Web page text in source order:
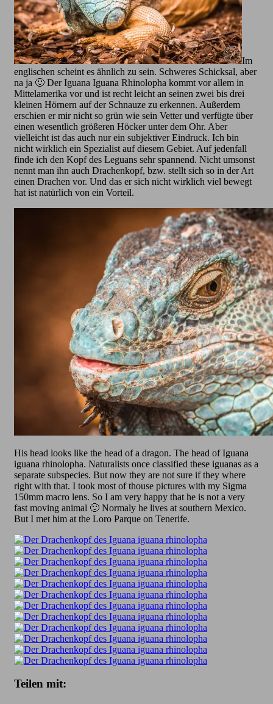
Im
englischen scheint es ähnlich zu sein. Schweres Schicksal, aber
na ja 🙂 Der Iguana Iguana Rhinolopha kommt vor allem in
Mittelamerika vor und ist recht leicht an seinen zwei bis drei
kleinen Hörnern auf der Schnauze zu erkennen. Außerdem
erschien er mir nicht so grün wie sein Vetter und verfügte über
einen wesentlich größeren Höcker unter dem Ohr. Aber
vielleicht ist das auch nur ein subjektiver Eindruck. Ich bin
nicht wirklich ein Spezialist auf diesem Gebiet. Auf jedenfall
finde ich den Kopf des Leguans sehr spannend. Nicht umsonst
nennt man ihn auch Drachenkopf, bzw. stellt sich so in der Art
einen Drachen vor. Und das er sich nicht wirklich viel bewegt
hat ist natürlich von ein Vorteil.
His head looks like the head of a dragon. The head of Iguana
iguana rhinolopha. Naturalists once classified these iguanas as a
separate subspecies. But now they are not sure if they where
right with that. I took most of thouse pictures with my Sigma
150mm macro lens. So I am very happy that he is not a very
fast moving animal 🙂 Normaly he lives at southern Mexico.
But I met him at the Loro Parque on Tenerife.
Teilen mit: